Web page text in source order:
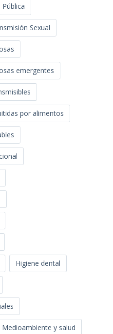
Pública
Sexual
emergentes
por alimentos
Higiene dental
Medioambiente y salud